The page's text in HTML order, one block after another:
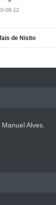
09-12
de Nisito
Alves.